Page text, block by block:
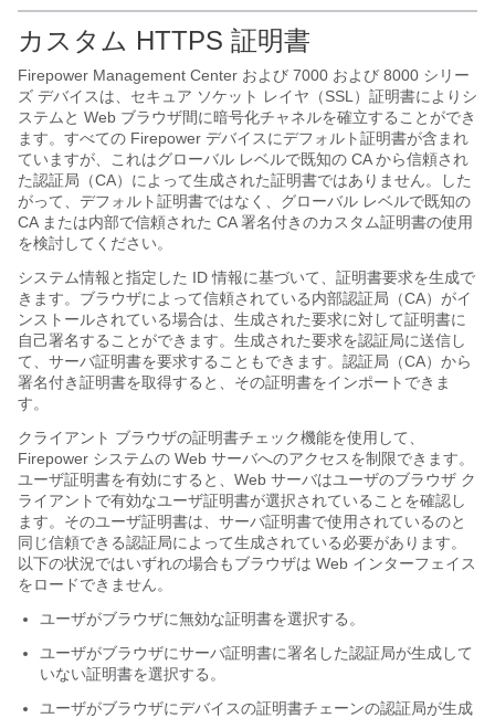
カスタム HTTPS 証明書
Firepower Management Center および 7000 および 8000 シリー
ズ デバイスは、セキュア ソケット レイヤ（SSL）証明書によりシ
ステムと Web ブラウザ間に暗号化チャネルを確立することができ
ます。すべての Firepower デバイスにデフォルト証明書が含まれ
ていますが、これはグローバル レベルで既知の CA から信頼され
た認証局（CA）によって生成された証明書ではありません。した
がって、デフォルト証明書ではなく、グローバル レベルで既知の
CA または内部で信頼された CA 署名付きのカスタム証明書の使用
を検討してください。
システム情報と指定した ID 情報に基づいて、証明書要求を生成で
きます。ブラウザによって信頼されている内部認証局（CA）がイ
ンストールされている場合は、生成された要求に対して証明書に
自己署名することができます。生成された要求を認証局に送信し
て、サーバ証明書を要求することもできます。認証局（CA）から
署名付き証明書を取得すると、その証明書をインポートできま
す。
クライアント ブラウザの証明書チェック機能を使用して、
Firepower システムの Web サーバへのアクセスを制限できます。
ユーザ証明書を有効にすると、Web サーバはユーザのブラウザ ク
ライアントで有効なユーザ証明書が選択されていることを確認し
ます。そのユーザ証明書は、サーバ証明書で使用されているのと
同じ信頼できる認証局によって生成されている必要があります。
以下の状況ではいずれの場合もブラウザは Web インターフェイス
をロードできません。
ユーザがブラウザに無効な証明書を選択する。
ユーザがブラウザにサーバ証明書に署名した認証局が生成して
いない証明書を選択する。
ユーザがブラウザにデバイスの証明書チェーンの認証局が生成